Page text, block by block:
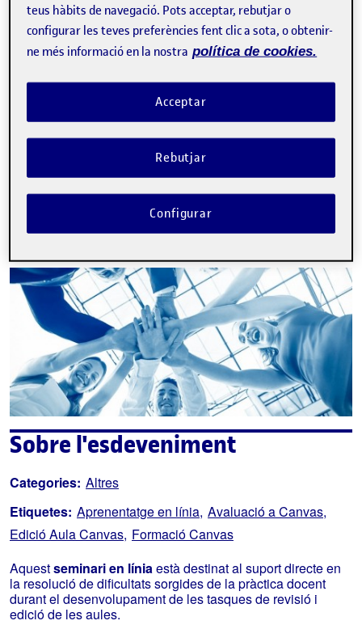
Organitzat pereLearning Innovation
Center (eLinC), UOC
La inscripció ha finalitzat.
Inscriure-s'hi
Sobre l'esdeveniment
Categories: Altres
Etiquetes: Aprenentatge en línia Avaluació a Canvas
Edició Aula Canvas Formació Canvas
Aquestseminari en líniaestà destinat al suport directe en
la resolució de dificultats sorgides de la pràctica docent
durant el desenvolupament de les tasques de revisió i
edició de les aules.
teus hàbits de navegació. Pots acceptar, rebutjar o
configurar les teves preferències fent clic a sota, o obtenir-
ne més informació en la nostra política de cookies.
Rebutjar
Acceptar
Configurar